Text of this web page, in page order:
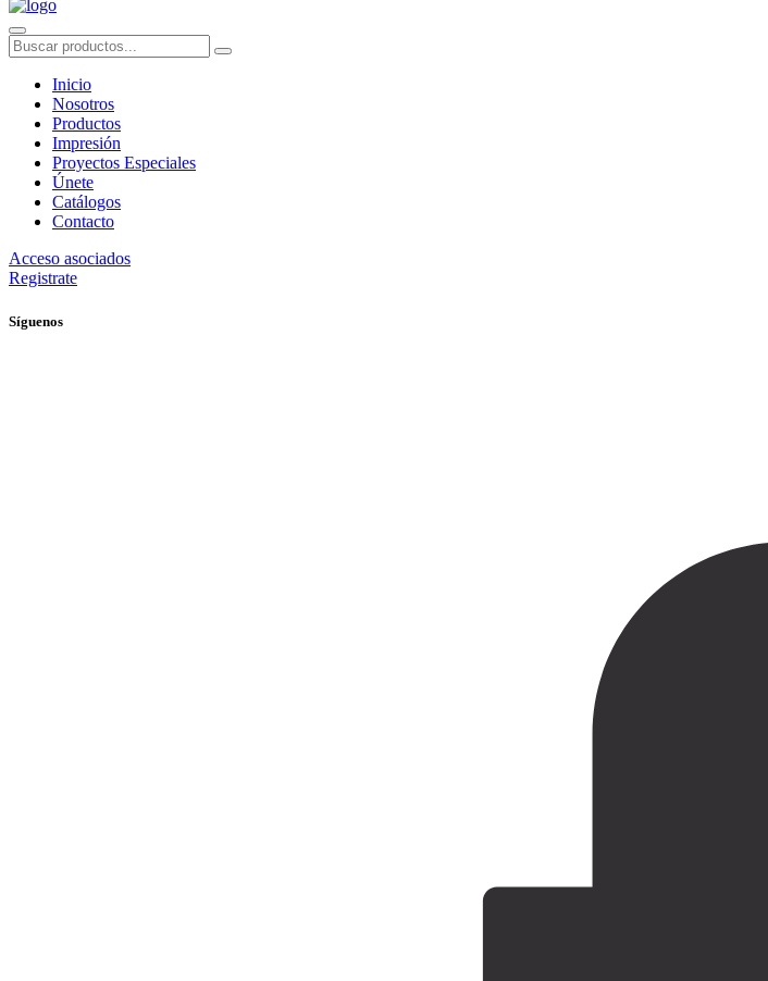
Inicio
Nosotros
Productos
Impresión
Proyectos Especiales
Únete
Catálogos
Contacto
Acceso asociados
Registrate
Síguenos